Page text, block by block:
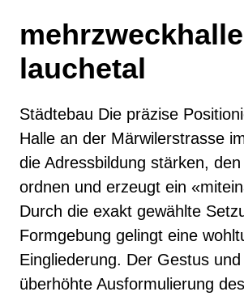
mehrzweckhalle
lauchetal
Städtebau Die präzise
Halle an der Märwilerstrasse
die Adressbildung stärken,
ordnen und erzeugt ein
Durch die exakt gewählte
Formgebung gelingt eine
Eingliederung. Der Gestus
überhöhte Ausformulierung